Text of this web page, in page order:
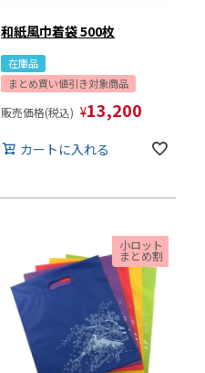
和紙風巾着袋 500枚
在庫品
まとめ買い値引き対象商品
販売価格(税込) ¥13,200
カートに入れる